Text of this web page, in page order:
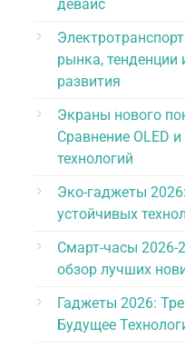
девайс
рынка, тенденции
развития
Экраны нового
Сравнение OLED
технологий
Эко-гаджеты
устойчивых
Смарт-часы
обзор лучших
Гаджеты 2026:
Будущее